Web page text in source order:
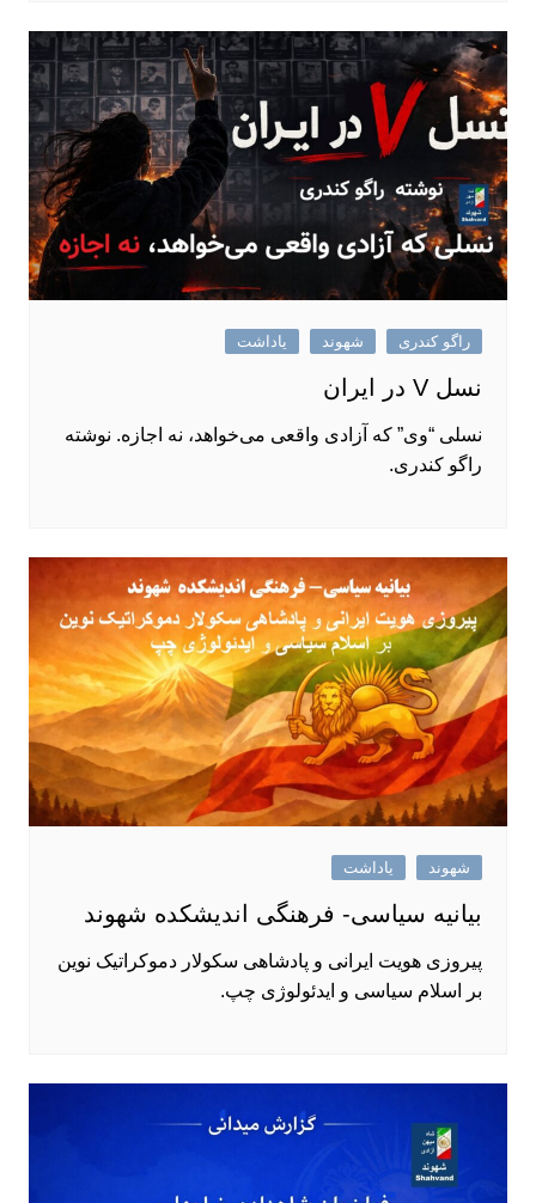
راگو کندری شهوند یاداشت
نسل V در ایران
نسلی “وی” که آزادی واقعی می‌خواهد، نه اجازه. نوشته‌
راگو کندری.
شهوند یاداشت
بیانیه سیاسی- فرهنگی اندیشکده شهوند
پیروزی هویت ایرانی و پادشاهی سکولار دموکراتیک نوین
بر اسلام سیاسی و ایدئولوژی چپ.